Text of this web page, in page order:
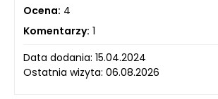
Ocena: 4
Komentarzy: 1
Data dodania: 15.04.2024
Ostatnia wizyta: 06.08.2026